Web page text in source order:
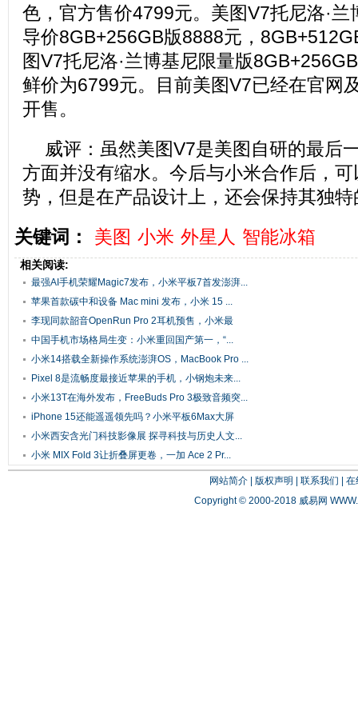
色，官方售价4799元。美图V7托尼洛·
导价8GB+256GB版8888元，
图V7托尼洛·兰博基尼限量版
鲜价为6799元。目前美图V7已经在官网
开售。
威评：虽然美图V7是美图自研的最后
方面并没有缩水。今后与小米合作后，
势，但是在产品设计上，还会保持其独
关键词：
美图 小米 外星人 智能冰箱
相关阅读:
最强AI手机荣耀Magic7发布，小米平板7首发澎湃...
苹果首款碳中和设备 Mac mini 发布，小米 15 ...
李现同款韶音OpenRun Pro 2耳机预售，小米最
大...
中国手机市场格局生变：小米重回国产第一，“...
小米14搭载全新操作系统澎湃OS，MacBook Pro ...
Pixel 8是流畅度最接近苹果的手机，小钢炮未来...
小米13T在海外发布，FreeBuds Pro 3极致音频突...
iPhone 15还能遥遥领先吗？小米平板6Max大屏
就...
小米西安含光门科技影像展 探寻科技与历史人文...
小米 MIX Fold 3让折叠屏更卷，一加 Ace 2 Pr...
网站简介| 版权声明 联系我们
在
Copyright © 2000-2018 威易网 WWW.